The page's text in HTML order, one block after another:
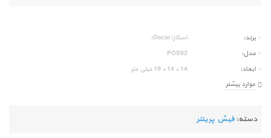
برند
اسکار(Oscar)
مدل
POS92
ابعاد
14 × 14 × 19 میلی متر
موارد بیشتر
دسته: فیش پرینتر